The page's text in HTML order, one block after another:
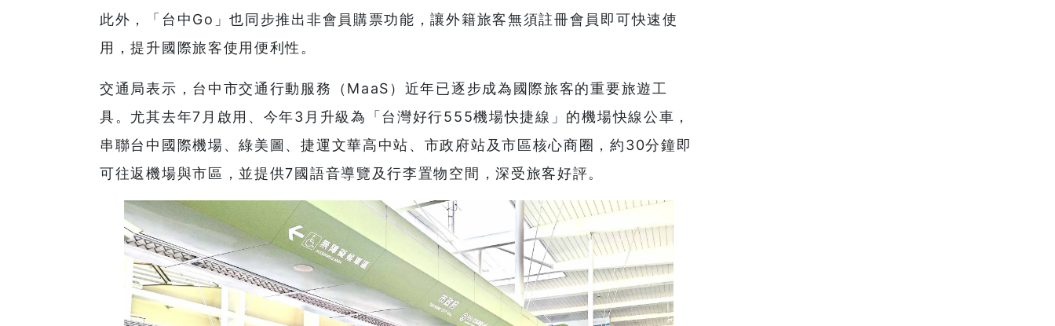
此外，「台中Go」也同步推出非會員購票功能，讓外籍旅客無須註冊會員即可快速使
用，提升國際旅客使用便利性。
交通局表示，台中市交通行動服務（MaaS）近年已逐步成為國際旅客的重要旅遊工
具。尤其去年7月啟用、今年3月升級為「台灣好行555機場快捷線」的機場快線公車，
串聯台中國際機場、綠美圖、捷運文華高中站、市政府站及市區核心商圈，約30分鐘即
可往返機場與市區，並提供7國語音導覽及行李置物空間，深受旅客好評。